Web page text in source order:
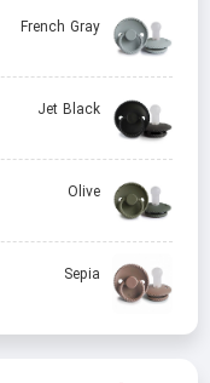
French Gray
Jet Black
Olive
Sepia